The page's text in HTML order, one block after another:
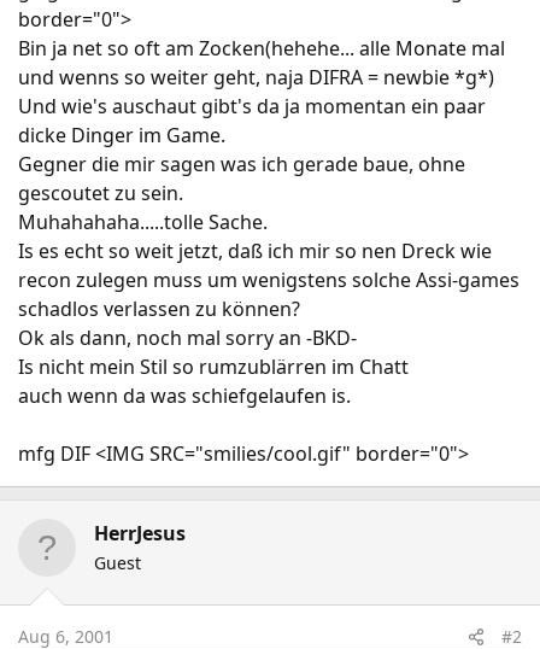
border="0">
Bin ja net so oft am Zocken(hehehe... alle Monate mal
und wenns so weiter geht, naja DIFRA = newbie *g*)
Und wie's auschaut gibt's da ja momentan ein paar
dicke Dinger im Game.
Gegner die mir sagen was ich gerade baue, ohne
gescoutet zu sein.
Muhahahaha.....tolle Sache.
Is es echt so weit jetzt, daß ich mir so nen Dreck wie
recon zulegen muss um wenigstens solche Assi-games
schadlos verlassen zu können?
Ok als dann, noch mal sorry an -BKD-
Is nicht mein Stil so rumzublärren im Chatt
auch wenn da was schiefgelaufen is.
mfg DIF <IMG SRC="smilies/cool.gif" border="0">
HerrJesus
Guest
Aug 6, 2001 #2